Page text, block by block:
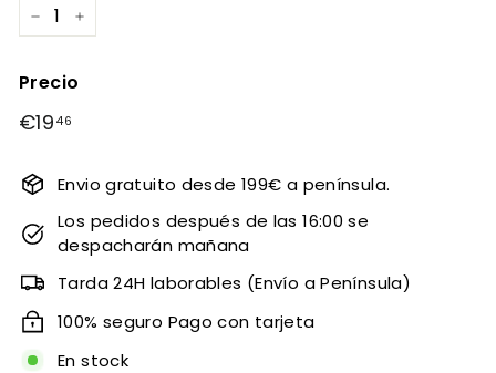
− +
Precio
Precio
€19 46
Envio gratuito desde 199€ a península.
Los pedidos después de las 16:00 se
despacharán mañana
Tarda 24H laborables (Envío a Península)
100% seguro Pago con tarjeta
En stock